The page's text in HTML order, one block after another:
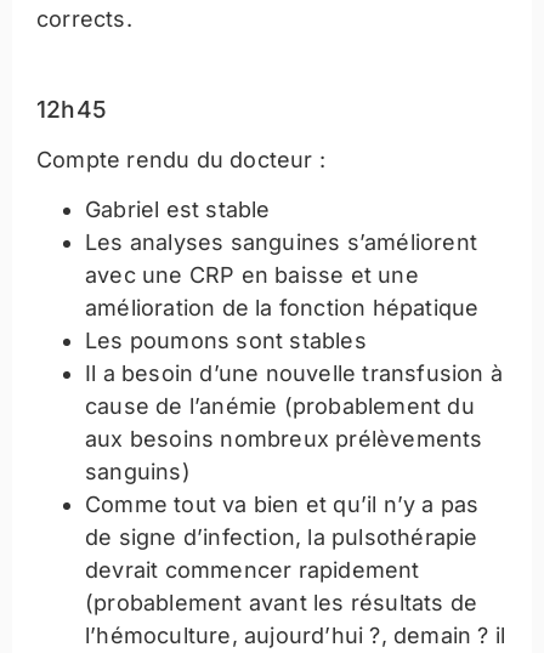
corrects.
12h45
Compte rendu du docteur :
Gabriel est stable
Les analyses sanguines s’améliorent
avec une CRP en baisse et une
amélioration de la fonction hépatique
Les poumons sont stables
Il a besoin d’une nouvelle transfusion à
cause de l’anémie (probablement du
aux besoins nombreux prélèvements
sanguins)
Comme tout va bien et qu’il n’y a pas
de signe d’infection, la pulsothérapie
devrait commencer rapidement
(probablement avant les résultats de
l’hémoculture, aujourd’hui ?, demain ? il